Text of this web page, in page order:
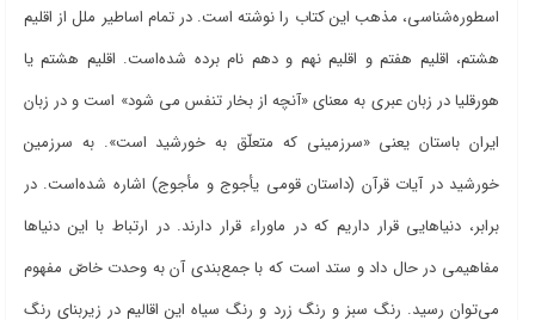
اسطورهشناسی، مذهب این کتاب را نوشته است. در تمام اساطیر ملل از اقلیم
هشتم، اقلیم هفتم و اقلیم نهم و دهم نام برده شدهاست. اقلیم هشتم یا
هورقلیا در زبان عبری به معنای «آنچه از بخار تنفس می شود» است و در زبان
ایران باستان یعنی «سرزمینی که متعلّق به خورشید است». به سرزمین
خورشید در آیات قرآن (داستان قومی یأجوج و مأجوج) اشاره شدهاست. در
برابر، دنیاهایی قرار داریم که در ماوراء قرار دارند. در ارتباط با این دنیاها
مفاهیمی در حال داد و ستد است که با جمعبندی آن به وحدت خاصّ مفهوم
میتوان رسید. رنگ سبز و رنگ زرد و رنگ سیاه این اقالیم در زیربنای رنگ